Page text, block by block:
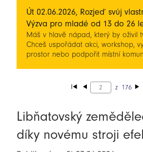
Út 02.06.2026, Rozjeď svůj
Výzva pro mladé od 13 do 26
Máš v hlavě nápad, který by oživil
Chceš uspořádat akci, workshop,
prostor nebo podpořit místní
a zkusit si zorganizovat projekt od
z 176
Libňatovský
díky novému stroji